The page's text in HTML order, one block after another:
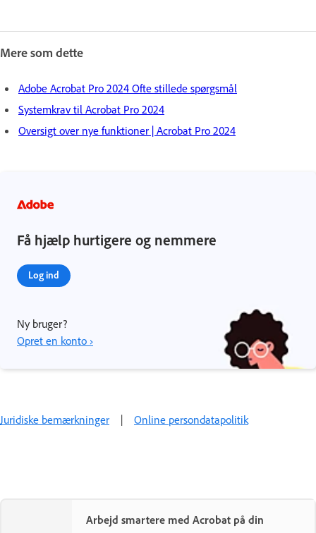
Mere som dette
Adobe Acrobat Pro 2024 Ofte stillede spørgsmål
Systemkrav til Acrobat Pro 2024
Oversigt over nye funktioner | Acrobat Pro 2024
Få hjælp hurtigere og nemmere
Log ind
Ny bruger?
Opret en konto ›
Juridiske bemærkninger | Online persondatapolitik
Arbejd smartere med Acrobat på din